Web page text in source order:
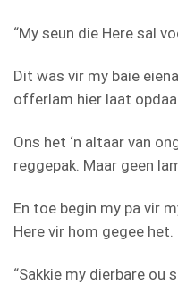
“My seun die Here sal
Dit was vir my baie
offerlam hier laat
Ons het ‘n altaar van
reggepak. Maar geen
En toe begin my pa vir
Here vir hom gegee het.
“Sakkie my dierbare ou